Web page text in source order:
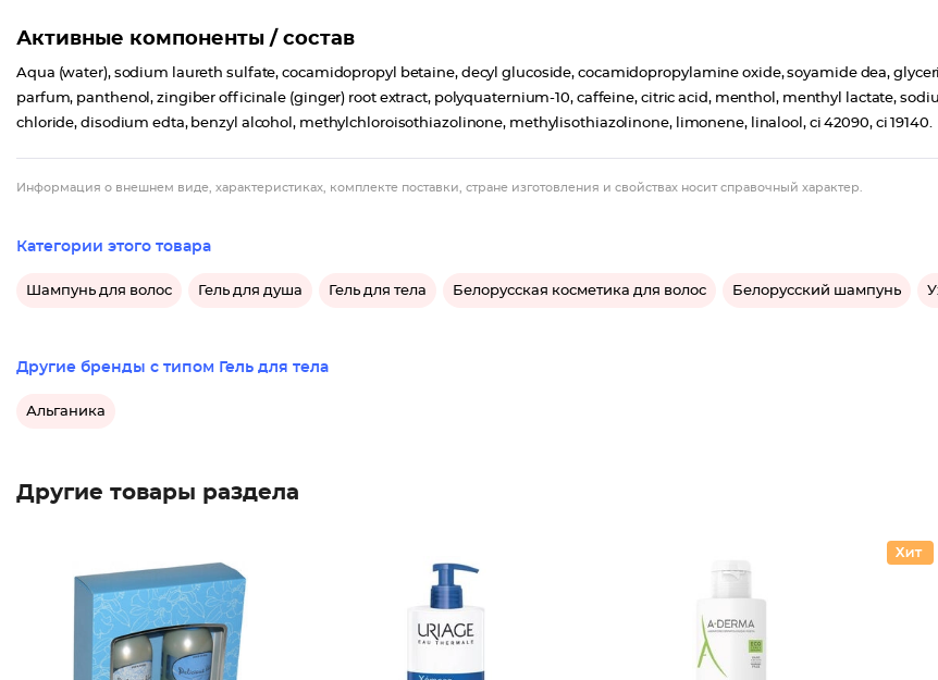
Активные компоненты / состав
Aqua (water), sodium laureth sulfate, cocamidopropyl betaine, decyl glucoside, cocamidopropylamine oxide, soyamide dea,
parfum, panthenol, zingiber officinale (ginger) root extract, polyquaternium-10, caffeine, citric acid, menthol, menthyl lactate,
chloride, disodium edta, benzyl alcohol, methylchloroisothiazolinone, methylisothiazolinone, limonene, linalool, ci 42090, ci 19140.
Информация о внешнем виде, характеристиках, комплекте поставки, стране изготовления и свойствах носит справочный характер.
Категории этого товара
Шампунь для волос Гель для душа Гель для тела Белорусская косметика для волос Белорусский шампунь
Другие бренды с типом Гель для тела
Альганика
Другие товары раздела